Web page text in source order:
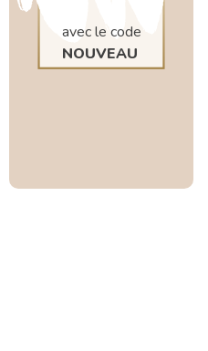
avec le code
NOUVEAU